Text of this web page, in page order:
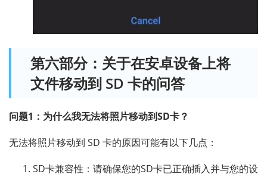
第六部分：关于在安卓设备上将
文件移动到 SD 卡的问答
问题1：为什么我无法将照片移动到SD卡？
无法将照片移动到 SD 卡的原因可能有以下几点：
SD卡兼容性：请确保您的SD卡已正确插入并与您的设